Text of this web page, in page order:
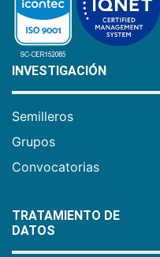
INVESTIGACIÓN
Semilleros
Grupos
Convocatorias
TRATAMIENTO DE
DATOS